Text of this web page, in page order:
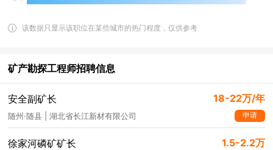
该数据只显示该职位在某些城市的热门程度，仅供参考
矿产勘探工程师招聘信息
安全副矿长 18-22万/年
随州·随县 | 湖北省长江新材有限公司 申请
徐家河磷矿矿长 1.5-2.2万